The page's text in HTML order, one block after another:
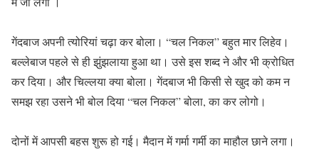
गेंदबाज अपनी त्योरियां चढ़ा कर बोला। “चल निकल” बहुत मार लिहेव।
बल्लेबाज पहले से ही झुंझलाया हुआ था। उसे इस शब्द ने और भी क्रोधित
कर दिया। और चिल्लया क्या बोला। गेंदबाज भी किसी से खुद को कम न
समझ रहा उसने भी बोल दिया “चल निकल” बोला, का कर लोगो।
दोनों में आपसी बहस शुरू हो गई। मैदान में गर्मा गर्मी का माहौल छाने लगा।